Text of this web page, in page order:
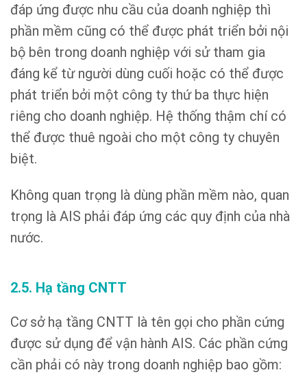
đáp ứng được nhu cầu của doanh nghiệp thì
phần mềm cũng có thể được phát triển bởi nội
bộ bên trong doanh nghiệp với sử tham gia
đáng kể từ người dùng cuối hoặc có thể được
phát triển bởi một công ty thứ ba thực hiện
riêng cho doanh nghiệp. Hệ thống thậm chí có
thể được thuê ngoài cho một công ty chuyên
biệt.
Không quan trọng là dùng phần mềm nào, quan
trọng là AIS phải đáp ứng các quy định của nhà
nước.
2.5. Hạ tầng CNTT
Cơ sở hạ tầng CNTT là tên gọi cho phần cứng
được sử dụng để vận hành AIS. Các phần cứng
cần phải có này trong doanh nghiệp bao gồm: